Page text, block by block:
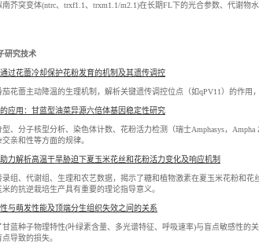
芥突变体(ntrc、trxf1.1、trxm1.1/m2.1)在长期FL下的光合参数、代谢
研究技术
过花蕾冷却保护花粉发育的机制及其遗传调控
花蕾主动降温的生理机制，解析关键遗传调控位点（如qPV11）的作
应用：甘蓝型油菜异源六倍体基因稳定性研究
、分子核型分析、染色体计数、花粉活力检测（瑞士Amphasys，
亲和性等方面的规律。
力解析高温干旱胁迫下夏玉米花丝和花粉活力变化及响应机制
组、代谢组、生理和农艺数据，揭示了糖和植物激素在夏玉米花粉和
的抗逆栽培生产具有重要的理论指导意义。
与萌发性能及顶端分生组织失效之间的关系
蓝种子物理特性(叶绿素含量、多光谱特征、呼吸速率)与盲点敏感性
导致的损失。